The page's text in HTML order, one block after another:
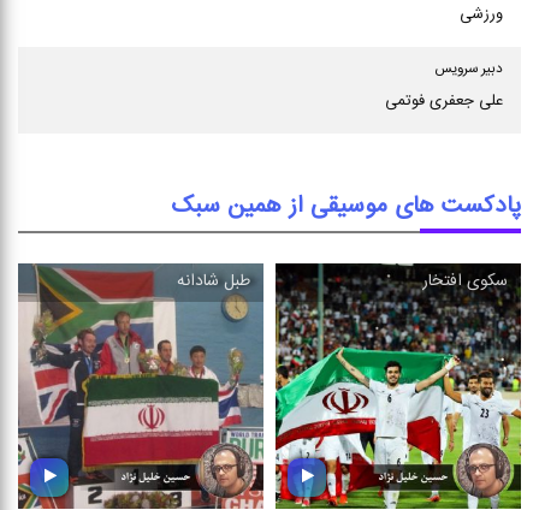
ورزشی
دبیر سرویس
علی جعفری فوتمی
پادکست های موسیقی از همین سبک
سكوی افتخار طبل شادانه